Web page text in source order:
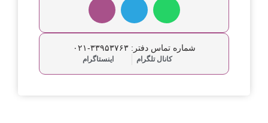
شماره تماس دفتر: ۳۳۹۵۳۷۶۳-۰۲۱
کانال تلگرام اینستاگرام